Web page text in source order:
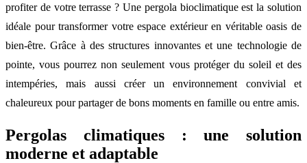
profiter de votre terrasse ? Une pergola bioclimatique est la solution
idéale pour transformer votre espace extérieur en véritable oasis de
bien-être. Grâce à des structures innovantes et une technologie de
pointe, vous pourrez non seulement vous protéger du soleil et des
intempéries, mais aussi créer un environnement convivial et
chaleureux pour partager de bons moments en famille ou entre amis.
Pergolas climatiques : une solution
moderne et adaptable